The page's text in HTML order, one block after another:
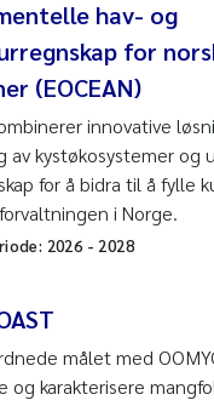
hav- og
for
(EOCEAN)
innovative
av kystøkosystemer og
for å bidra til å fylle
i Norge.
2026 - 2028
målet med
og karakterisere